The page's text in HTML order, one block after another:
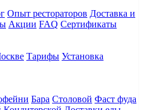
Опыт рестораторов Доставка и
Акции FAQ Сертификаты
Тарифы Установка
Бара Столовой Фаст фуда